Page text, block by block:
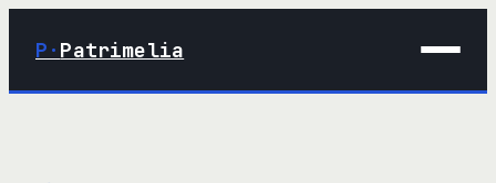
P· Patrimelia